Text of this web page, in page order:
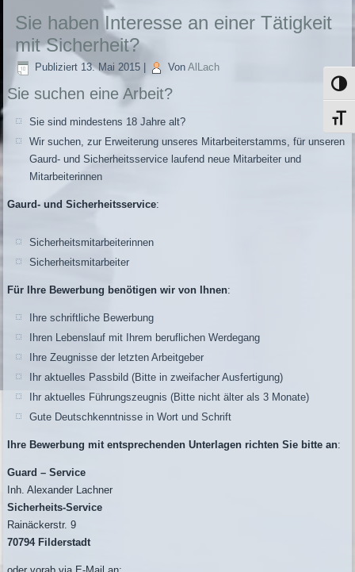
Sie haben Interesse an einer Tätigkeit
mit Sicherheit?
Publiziert 13. Mai 2015 Von AlLach
Sie suchen eine Arbeit?
Sie sind mindestens 18 Jahre alt?
Wir suchen, zur Erweiterung unseres Mitarbeiterstamms, für unseren
Gaurd- und Sicherheitsservice laufend neue Mitarbeiter und
Mitarbeiterinnen
Gaurd- und Sicherheitsservice:
Sicherheitsmitarbeiterinnen
Sicherheitsmitarbeiter
Für Ihre Bewerbung benötigen wir von Ihnen:
Ihre schriftliche Bewerbung
Ihren Lebenslauf mit Ihrem beruflichen Werdegang
Ihre Zeugnisse der letzten Arbeitgeber
Ihr aktuelles Passbild (Bitte in zweifacher Ausfertigung)
Ihr aktuelles Führungszeugnis (Bitte nicht älter als 3 Monate)
Gute Deutschkenntnisse in Wort und Schrift
Ihre Bewerbung mit entsprechenden Unterlagen richten Sie bitte an:
Guard – Service
Inh. Alexander Lachner
Sicherheits-Service
Rainäckerstr. 9
70794 Filderstadt